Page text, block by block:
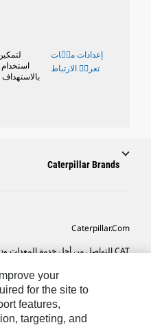
بالاستهداف
إعدادات ملٝات
تعريٝ الارتباط
Caterpillar Brands
Caterpillar.com
CAT التواصل من أجل خدمة المعدات ودعم
تفضيلات التسويق الخاصة بي
خريطة الموقع
Cookie Settings
your
for the site to
features,
targeting, and